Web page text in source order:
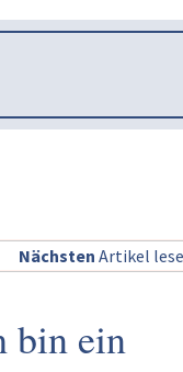
Nächsten Artikel
bin ein